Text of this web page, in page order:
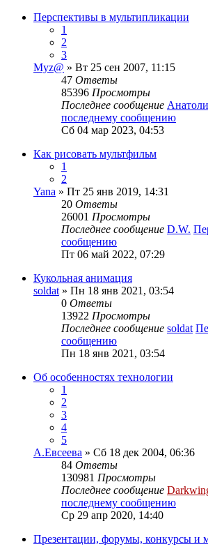
Перспективы в мультипликации
1
2
3
Myz@ » Вт 25 сен 2007, 11:15
47 Ответы
85396 Просмотры
Последнее сообщение
последнему сообщению
Сб 04 мар 2023, 04:53
Как рисовать мультфильм
1
2
Yana » Пт 25 янв 2019, 14:31
20 Ответы
26001 Просмотры
Последнее сообщение D.W.
сообщению
Пт 06 май 2022, 07:29
Кукольная анимация
soldat » Пн 18 янв 2021, 03:54
0 Ответы
13922 Просмотры
Последнее сообщение soldat
сообщению
Пн 18 янв 2021, 03:54
Об особенностях технологии
1
2
3
4
5
А.Евсеева » Сб 18 дек 2004, 06:36
84 Ответы
130981 Просмотры
Последнее сообщение
последнему сообщению
Ср 29 апр 2020, 14:40
Презентации, форумы, конкурсы и